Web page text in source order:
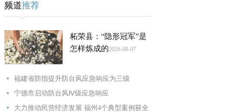
频道推荐
柘荣县：“隐形冠军”是
怎样炼成的2026-08-07
福建省防指提升防台风应急响应为三级
宁德市启动防台风Ⅳ级应急响应
大力推动民营经济发展 福州4个典型案例获全